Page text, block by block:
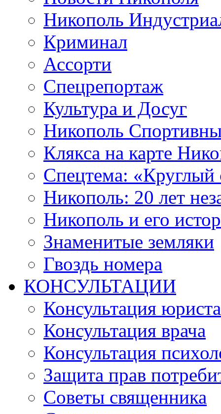
Никополь
Криминал
Ассорти
Спецрепортаж
Культура и Досуг
Никополь
Клякса на карте
Cпецтема:
Никополь: 20 лет
Никополь и его
Знаменитые земляки
Гвоздь номера
КОНСУЛЬТАЦИИ
Консультация юриста
Консультация врача
Консультация
Защита прав
Советы священника